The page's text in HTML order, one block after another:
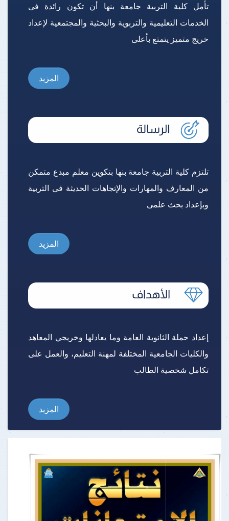
تأمل كلية التربية جامعة بنها أن تكون رائدة فى
الخدمات التعليمية والتربوية والبحثية والمجتمعية لإعداد
خريج متميز يتمتع بأعلى
المزيد
تلتزم كلية التربية جامعة بنها بتكوين معلم مبدع متمكن
من المعارف والمهارات والإتجاهات الحديثة فى التربية
وبإعداد بحث علمى
المزيد
إعداد حملة الثانوية العامة وما يعادلها وخريجي المعاهد
والكليات الجامعية المختلفة لمهنة التعليم، والعمل على
تكامل شخصية الطالب
المزيد